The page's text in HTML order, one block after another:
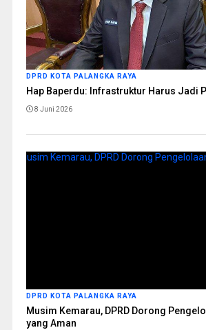
DPRD KOTA PALANGKA RAYA
Hap Baperdu: Infrastruktur Harus Jadi
8 Juni 2026
DPRD KOTA PALANGKA RAYA
Musim Kemarau, DPRD Dorong
yang Aman